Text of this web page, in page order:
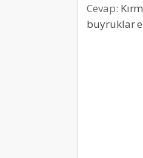
Cevap:
buyruklar